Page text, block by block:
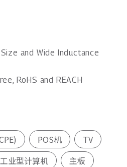
and Wide Inductance
RoHS and REACH
POS机
TV
工业型计算机
主板